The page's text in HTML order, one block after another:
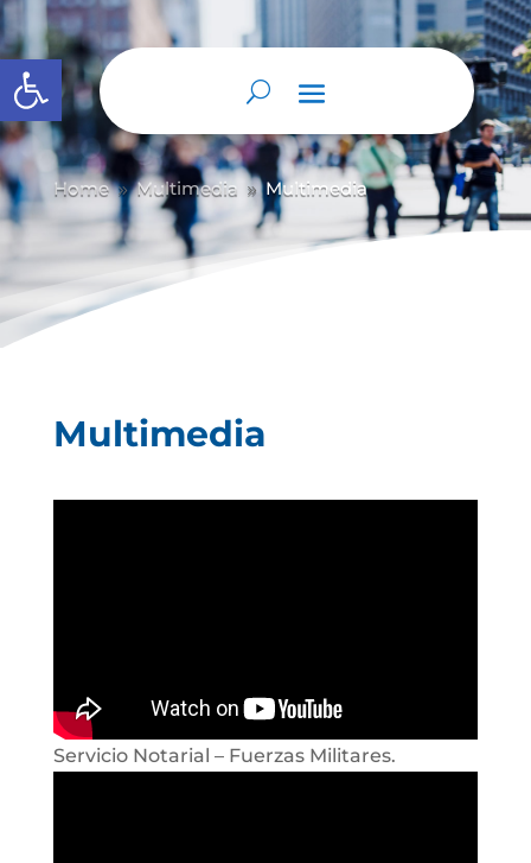
Abrir barra de herramientas
Home 9 Multimedia 9 Multimedia
Multimedia
Servicio Notarial – Fuerzas Militares.